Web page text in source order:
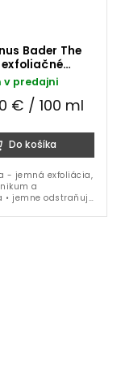
Bader The
exfoliačné
100 ml
v predajni
€ / 100 ml
Do košíka
- jemná exfoliácia,
a
• jemne odstraňuje
čístí, upokojuje a